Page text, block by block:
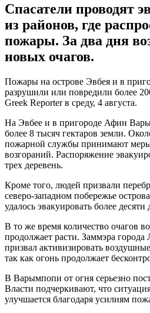
Спасатели проводят
из районов, где
пожары. За два дня
новых очагов.
Пожары на острове Эвбея и в
разрушили или повредили более
Greek Reporter в среду, 4 августа.
На Эвбее и в пригороде Афин
более 8 тысяч гектаров земли.
пожарной службы принимают
возгораний. Распоряжение
трех деревень.
Кроме того, людей призвали
северо-западном побережье
удалось эвакуировать более десяти
В то же время количество очагов
продолжает расти. Заммэра
призвал активизировать
так как огонь продолжает
В Варымпопи от огня серьезно
Власти подчеркивают, что
улучшается благодаря усилиям